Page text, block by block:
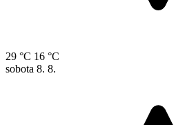
29 °C 16 °C
sobota 8. 8.